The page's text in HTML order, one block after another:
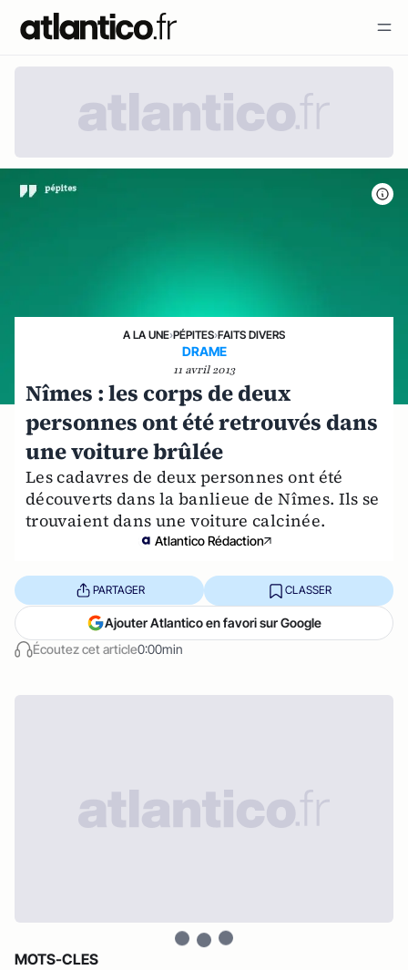
A LA UNE›PÉPITES›FAITS DIVERS
DRAME
11 avril 2013
Nîmes : les corps de deux
personnes ont été retrouvés dans
une voiture brûlée
Les cadavres de deux personnes ont été
découverts dans la banlieue de Nîmes. Ils se
trouvaient dans une voiture calcinée.
Atlantico Rédaction
Écoutez cet article0:00min
PARTAGER CLASSER
Ajouter Atlantico en favori sur Google
MOTS-CLES